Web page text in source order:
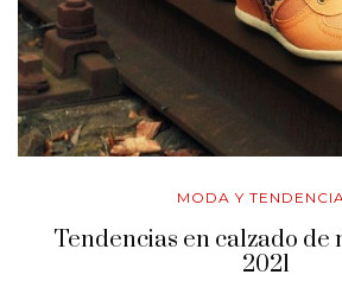
MODA Y
Tendencias en calzado de
2021